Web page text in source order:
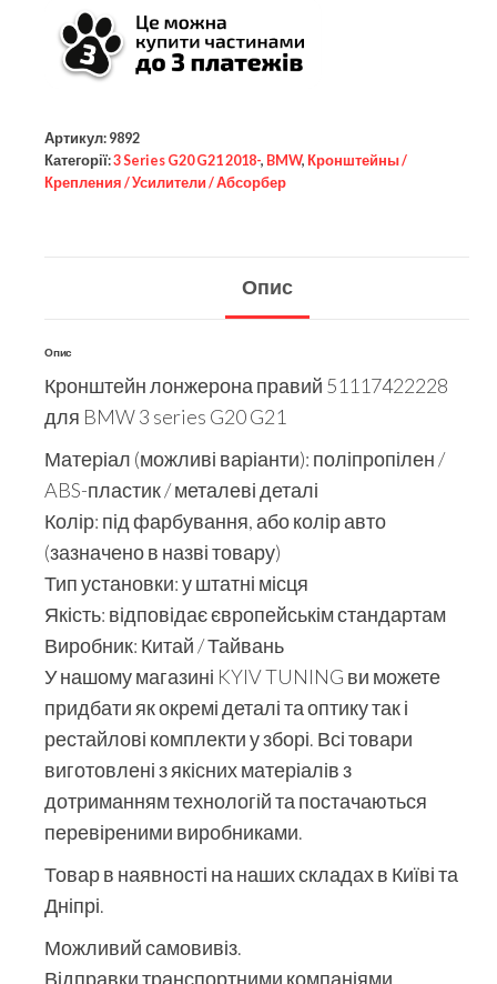
Артикул: 9892
Категорії:3 Series G20 G21 2018-, BMW, Кронштейны /
Крепления / Усилители / Абсорбер
Опис
Опис
Кронштейн лонжерона правий 51117422228
для BMW 3 series G20 G21
Матеріал (можливі варіанти): поліпропілен /
ABS-пластик / металеві деталі
Колір: під фарбування, або колір авто
(зазначено в назві товару)
Тип установки: у штатні місця
Якість: відповідає європейськім стандартам
Виробник: Китай / Тайвань
У нашому магазині KYIV TUNING ви можете
придбати як окремі деталі та оптику так і
рестайлові комплекти у зборі. Всі товари
виготовлені з якісних матеріалів з
дотриманням технологій та постачаються
перевіреними виробниками.
Товар в наявності на наших складах в Київі та
Дніпрі.
Можливий самовивіз.
Відправки транспортними компаніями